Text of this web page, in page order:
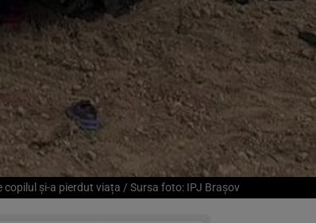
copilul și-a pierdut viața / Sursa foto: IPJ Brașov